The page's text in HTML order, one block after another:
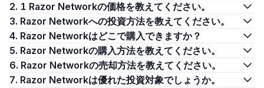
2. 1 Razor Networkの価格を教えてください。
3. Razor Networkへの投資方法を教えてください。
4. Razor Networkはどこで購入できますか？
5. Razor Networkの購入方法を教えてください。
6. Razor Networkの売却方法を教えてください。
7. Razor Networkは優れた投資対象でしょうか。